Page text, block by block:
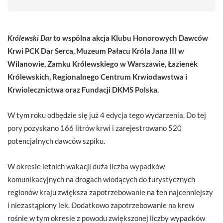
Królewski Darto wspólna akcja Klubu Honorowych Dawców
Krwi PCK Dar Serca, Muzeum Pałacu Króla Jana III w
Wilanowie, Zamku Królewskiego w Warszawie, Łazienek
Królewskich, Regionalnego Centrum Krwiodawstwa i
Krwiolecznictwa oraz Fundacji DKMS Polska.
W tym roku odbędzie się już 4 edycja tego wydarzenia. Do tej
pory pozyskano 166 litrów krwi i zarejestrowano 520
potencjalnych dawców szpiku.
W okresie letnich wakacji duża liczba wypadków
komunikacyjnych na drogach wiodących do turystycznych
regionów kraju zwiększa zapotrzebowanie na ten najcenniejszy
i niezastąpiony lek. Dodatkowo zapotrzebowanie na krew
rośnie w tym okresie z powodu zwiększonej liczby wypadków